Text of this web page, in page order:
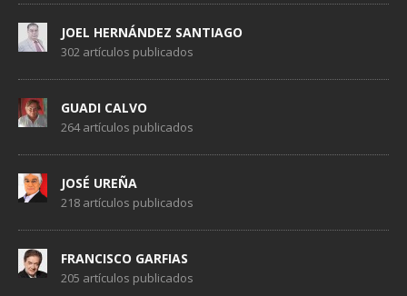
JOEL HERNÁNDEZ SANTIAGO
302 artículos publicados
GUADI CALVO
264 artículos publicados
JOSÉ UREÑA
218 artículos publicados
FRANCISCO GARFIAS
205 artículos publicados